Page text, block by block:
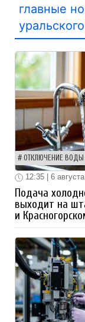
главные
уральского
ОТКЛЮЧЕНИЕ ВОДЫ
12:35 | 6 августа
Подача
выходит на
и